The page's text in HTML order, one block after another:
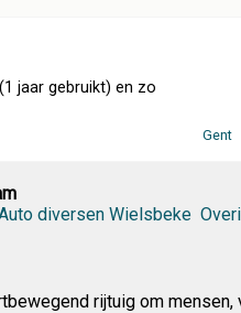
jaar gebruikt) en zo
Gent
diversen Wielsbeke
rijtuig om